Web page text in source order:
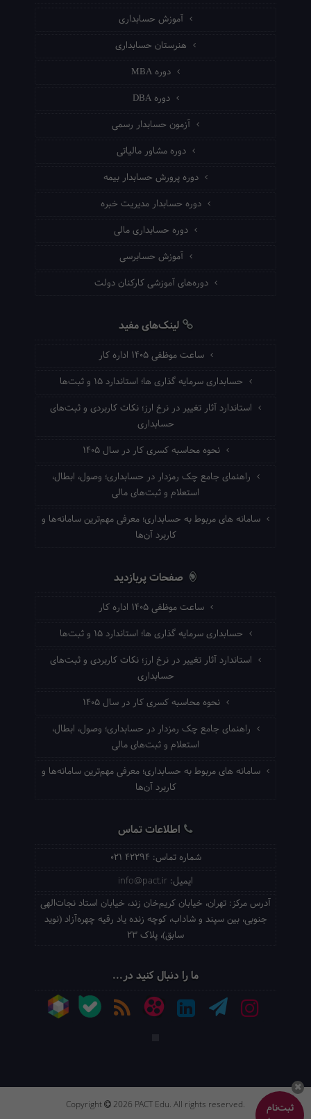
ثبت‌نام
آموزش حسابداری
هنرستان حسابداری
دوره MBA
دوره DBA
آزمون حسابدار رسمی
دوره مشاور مالیاتی
دوره پرورش حسابدار بیمه
دوره حسابدار مدیریت خبره
دوره حسابداری مالی
آموزش حسابرسی
دوره‌های آموزشی کارکنان دولت
لینک‌های مفید
ساعت موظفی ۱۴۰۵ اداره کار
حسابداری سرمایه گذاری ها؛ استاندارد ۱۵ و ثبت‌ها
استاندارد آثار تغییر در نرخ ارز؛ نکات کاربردی و ثبت‌های
حسابداری
نحوه محاسبه کسری کار در سال ۱۴۰۵
راهنمای جامع چک رمزدار در حسابداری؛ وصول، ابطال،
استعلام و ثبت‌های مالی
سامانه های مربوط به حسابداری؛ معرفی مهم‌ترین سامانه‌ها و
کاربرد آن‌ها
صفحات پربازدید
ساعت موظفی ۱۴۰۵ اداره کار
حسابداری سرمایه گذاری ها؛ استاندارد ۱۵ و ثبت‌ها
استاندارد آثار تغییر در نرخ ارز؛ نکات کاربردی و ثبت‌های
حسابداری
نحوه محاسبه کسری کار در سال ۱۴۰۵
راهنمای جامع چک رمزدار در حسابداری؛ وصول، ابطال،
استعلام و ثبت‌های مالی
سامانه های مربوط به حسابداری؛ معرفی مهم‌ترین سامانه‌ها و
کاربرد آن‌ها
اطلاعات تماس
شماره تماس: 021 42294
ایمیل: info@pact.ir
آدرس مرکز: تهران، خیابان کریم‌خان زند، خیابان استاد نجات‌الهی
جنوبی، بین سپند و شاداب، کوچه زنده یاد رقیه چهره‌آزاد (نوید
سابق)، پلاک 23
ما را دنبال کنید در...
Copyright 2026 PACT Edu. All rights reserved.